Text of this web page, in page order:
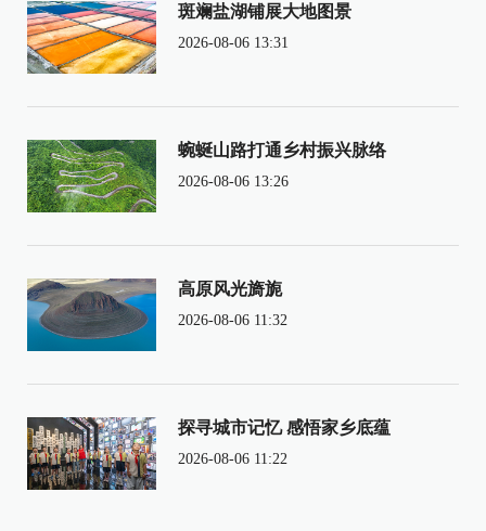
斑斓盐湖铺展大地图景
2026-08-06 13:31
蜿蜒山路打通乡村振兴脉络
2026-08-06 13:26
高原风光旖旎
2026-08-06 11:32
探寻城市记忆 感悟家乡底蕴
2026-08-06 11:22